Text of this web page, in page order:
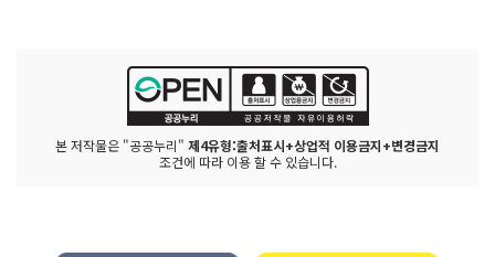
본 저작물은 "공공누리" 제4유형:출처표시+상업적 이용금지+변경금지
조건에 따라 이용 할 수 있습니다.